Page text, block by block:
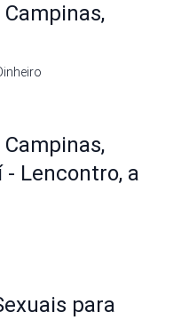
Lencontro, a
para